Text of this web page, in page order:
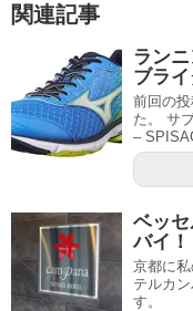
関連記事
ラン
ブラ
前回の
た。 サ
–
ベッ
バイ！
京都に
テルカ
す。